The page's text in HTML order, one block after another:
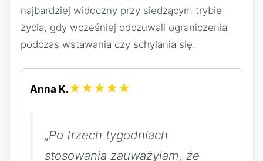
najbardziej widoczny przy siedzącym trybie
życia, gdy wcześniej odczuwali ograniczenia
podczas wstawania czy schylania się.
Anna K.★★★★★
„Po trzech tygodniach
stosowania zauważyłam, że